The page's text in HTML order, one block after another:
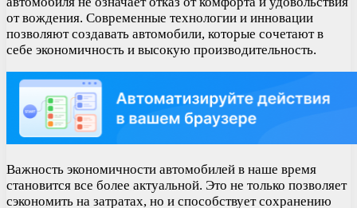
от вождения. Современные технологии и инновации
позволяют создавать автомобили, которые сочетают в
себе экономичность и высокую производительность.
Важность экономичности автомобилей в наше время
становится все более актуальной. Это не только позволяет
сэкономить на затратах, но и способствует сохранению